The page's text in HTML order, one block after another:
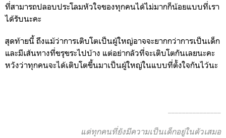
ที่สามารถปลอบประโลมหัวใจของทุกคนได้ไม่มากก็น้อยแบบที่เรา
ได้รับนะคะ
สุดท้ายนี้ ถึงแม้ว่าการเติบโตเป็นผู้ใหญ่อาจจะยากกว่าการเป็นเด็ก
และมีเส้นทางที่ขรุขระไปบ้าง แต่อย่ากลัวที่จะเติบโตกันเลยนะคะ
หวังว่าทุกคนจะได้เติบโตขึ้นมาเป็นผู้ใหญ่ในแบบที่ตั้งใจกันไว้นะ
แด่ทุกคนที่ยังมีความเป็นเด็กอยู่ในตัวเสมอ